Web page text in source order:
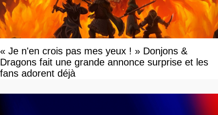
« Je n'en crois pas mes yeux ! » Donjons &
Dragons fait une grande annonce surprise et les
fans adorent déjà